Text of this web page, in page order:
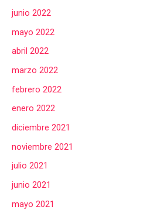
junio 2022
mayo 2022
abril 2022
marzo 2022
febrero 2022
enero 2022
diciembre 2021
noviembre 2021
julio 2021
junio 2021
mayo 2021